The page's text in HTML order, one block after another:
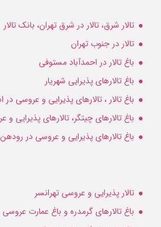
تالار شرق، تالار در شرق تهران، بانک تالار
تالار در جنوب تهران
باغ تالار در احمدآباد مستوفی
باغ تالارهای پذیرایی شهریار
باغ تالار ، تالارهای پذیرایی و عروسی در
باغ تالارهای چیتگر، تالارهای پذیرایی
باغ تالارهای پذیرایی و عروسی در
تالار پذیرایی و عروسی تهرانسر
باغ تالارهای گرمدره و باغ عمارت